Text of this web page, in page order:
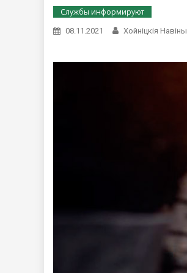
Службы информируют
08.11.2021 Хойнiцкiя Навiны